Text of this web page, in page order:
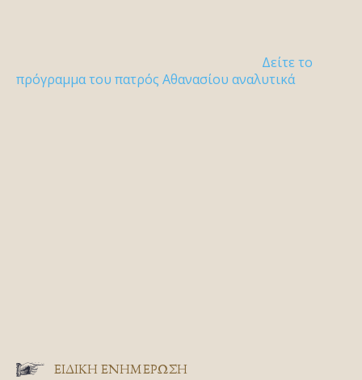
Δείτε το
πρόγραμμα του πατρός Αθανασίου αναλυτικά
ΕΙΔΙΚΉ ΕΝΗΜΈΡΩΣΗ